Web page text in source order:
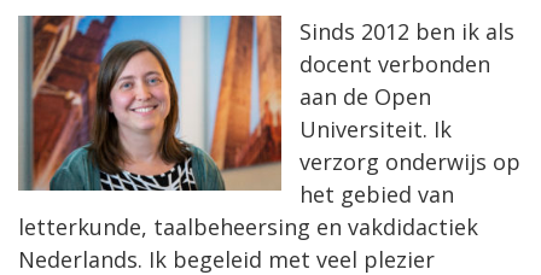
Sinds 2012 ben ik als
docent verbonden
aan de Open
Universiteit. Ik
verzorg onderwijs op
het gebied van
letterkunde, taalbeheersing en vakdidactiek
Nederlands. Ik begeleid met veel plezier